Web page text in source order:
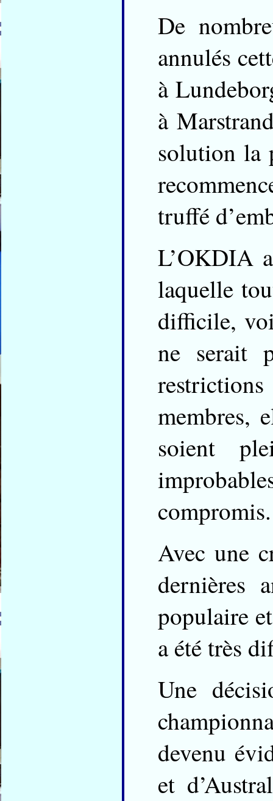
De
annulés
à
à
solution la
truffé
L’OKDIA
laquelle
difficile,
ne serait
membres,
soient
compromis.
Avec une
dernières
populaire
a été très
Une
devenu
et